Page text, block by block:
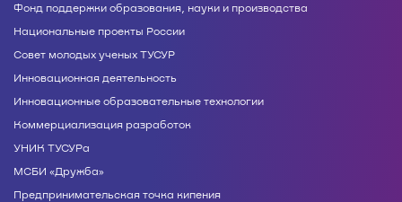
Фонд поддержки образования, науки и производства
Национальные проекты России
Совет молодых ученых ТУСУР
Инновационная деятельность
Инновационные образовательные технологии
Коммерциализация разработок
УНИК ТУСУРа
МСБИ «Дружба»
Предпринимательская точка кипения